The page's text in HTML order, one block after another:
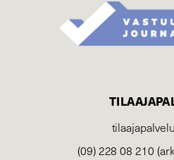
(09) 228 08 210